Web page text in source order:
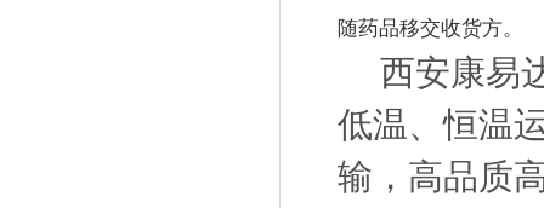
随药品移交收货方。
西安康易
低温、恒温
输，高品质